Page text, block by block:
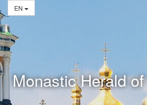
EN
Monastic Herald